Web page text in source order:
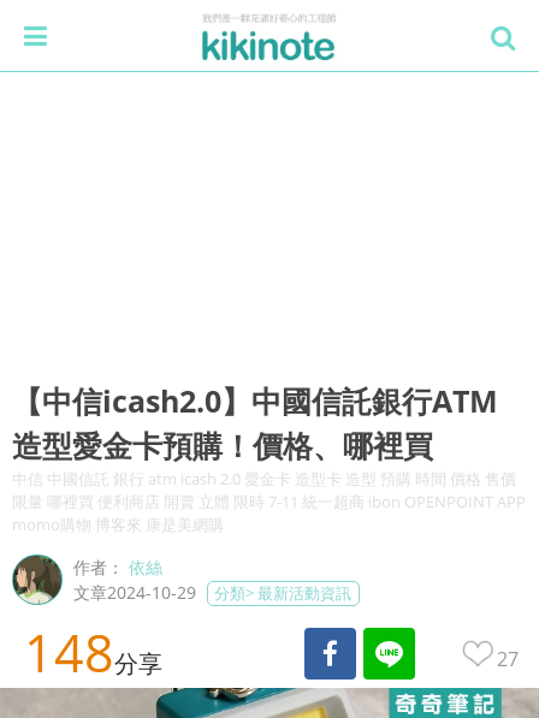
【中信icash2.0】中國信託銀行ATM
造型愛金卡預購！價格、哪裡買
中信 中國信託 銀行 atm icash 2.0 愛金卡 造型卡 造型 預購 時間 價格 售價
限量 哪裡買 便利商店 開賣 立體 限時 7-11 統一超商 ibon OPENPOINT APP
momo購物 博客來 康是美網購
作者：依絲
文章2024-10-29
分類>最新活動資訊
148分享 27